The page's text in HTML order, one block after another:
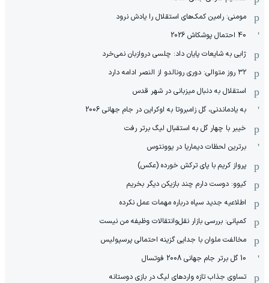
مومنی: رامین کمک‌های استقلال را یادش نرود
40 احتمال پوشکاش 2026
ژابی به شایعات پایان داد: چلسی دروازبان نمی‌خرد
۳۲ روز متوالی: دوری رونالدو از النصر ادامه دارد
استقلال به دنبال میزبانی در شهر قدس
به یادماندنی، گل زامبروتا به اوکراین در جام جهانی 2006
خیبر با چهار گل به استقبال لیگ برتر رفت
برترین لحظات دیماریا در یوونتوس
پرواز کریم با پای ترکش خورده (عکس)
کیوو: دوست دارم چند بازیکن دیگر بخریم
اطلاعیه جدید سپاه درباره مهمات عمل نکرده
کمپانی: بررسی بازار نقل‌وانتقالات وظیفه من نیست
مخالفت ملوان با جدایی گزینه احتمالی پرسپولیس
10 گل برتر جام جهانی 2008 فوتسال
تساوی جذاب تازه واردهای لیگ در بازی دوستانه